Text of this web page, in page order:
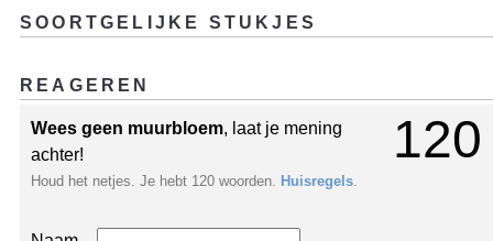
SOORTGELIJKE STUKJES
REAGEREN
120
Wees geen muurbloem, laat je mening
achter!
Houd het netjes. Je hebt 120 woorden. Huisregels